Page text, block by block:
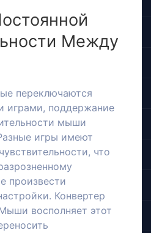
Между
переключаются
играми, поддержание
мыши
игры имеют
что
произвести
Конвертер
восполняет этот